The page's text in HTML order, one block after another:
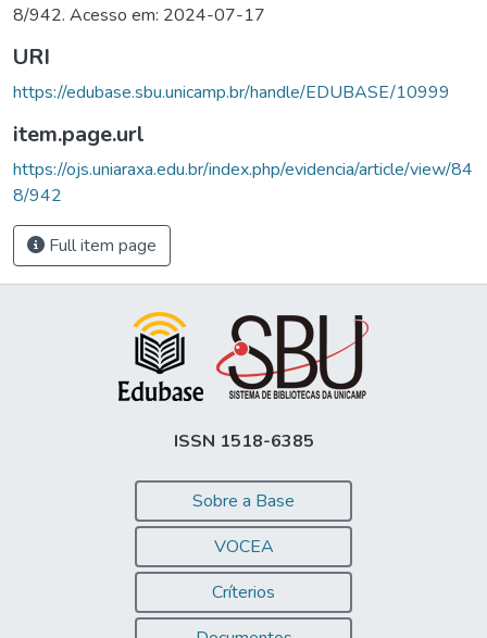
8/942. Acesso em: 2024-07-17
URI
https://edubase.sbu.unicamp.br/handle/EDUBASE/10999
item.page.url
https://ojs.uniaraxa.edu.br/index.php/evidencia/article/view/84
8/942
Full item page
ISSN 1518-6385
Sobre a Base
VOCEA
Críterios